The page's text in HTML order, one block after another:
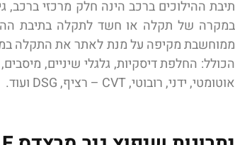
תיבת ההילוכים ברכב הינה חלק מרכזי ברכב,
במקרה של תקלה או חשד לתקלה בתיבת
ממוחשבת מקיפה על מנת לאתר את התקלה
הכולל: החלפת דיסקיות, גלגלי שיניים,
אוטומטי, ידני, רובוטי, CVT – רציף, DSG ועוד.